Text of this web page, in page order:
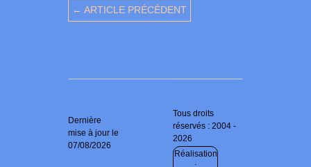
← ARTICLE PRÉCÉDENT
Dernière
mise à jour le
07/08/2026
Tous droits
réservés : 2004 -
2026
Réalisation